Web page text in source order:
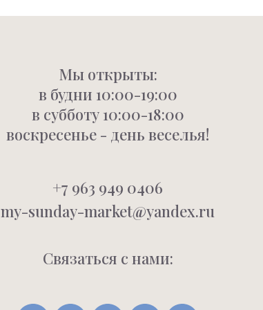
Мы открыты:
в будни 10:00-19:00
в субботу 10:00-18:00
воскресенье - день веселья!
+7 963 949 0406
my-sunday-market@yandex.ru
Связаться с нами: